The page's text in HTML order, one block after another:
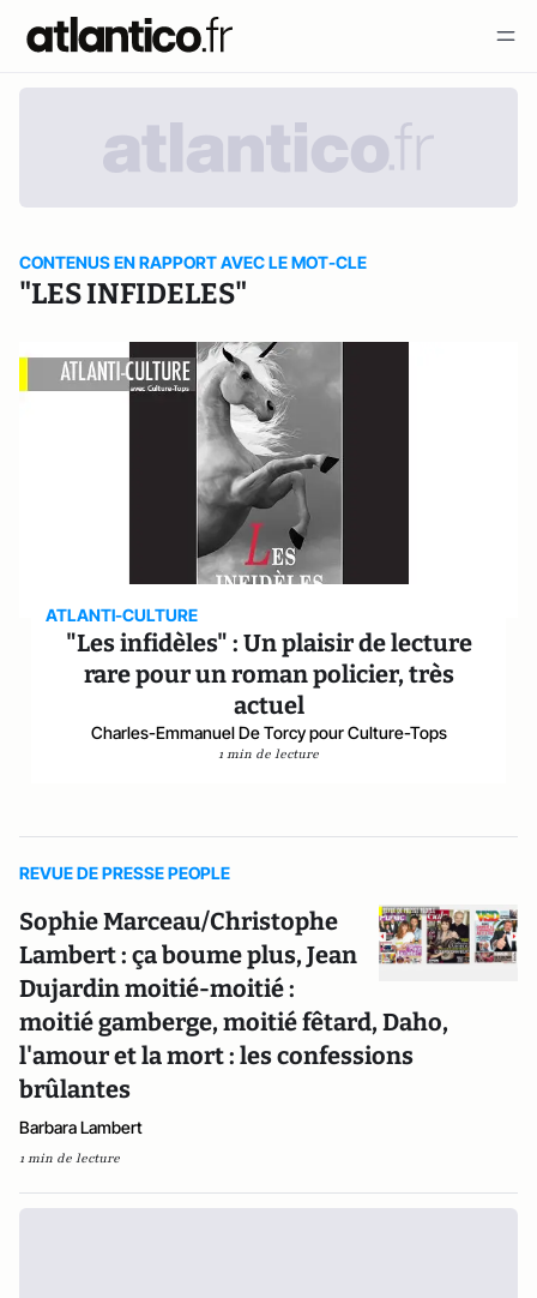
CONTENUS EN RAPPORT AVEC LE MOT-CLE
"LES INFIDELES"
ATLANTI-CULTURE
"Les infidèles" : Un plaisir de lecture
rare pour un roman policier, très
actuel
Charles-Emmanuel De Torcy pour Culture-Tops
1 min de lecture
REVUE DE PRESSE PEOPLE
Sophie Marceau/Christophe
Lambert : ça boume plus, Jean
Dujardin moitié-moitié :
moitié gamberge, moitié fêtard, Daho,
l'amour et la mort : les confessions
brûlantes
Barbara Lambert
1 min de lecture